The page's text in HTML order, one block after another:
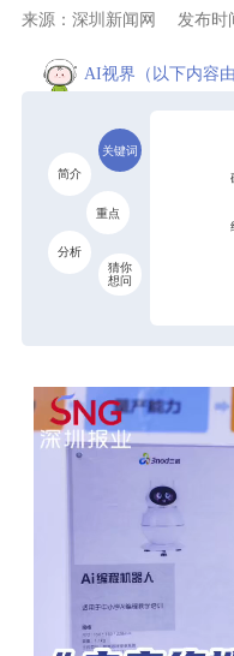
来源：深圳新闻网 发布时
AI视界 （以下内容
关键词
简介
重点
分析
猜你
想问